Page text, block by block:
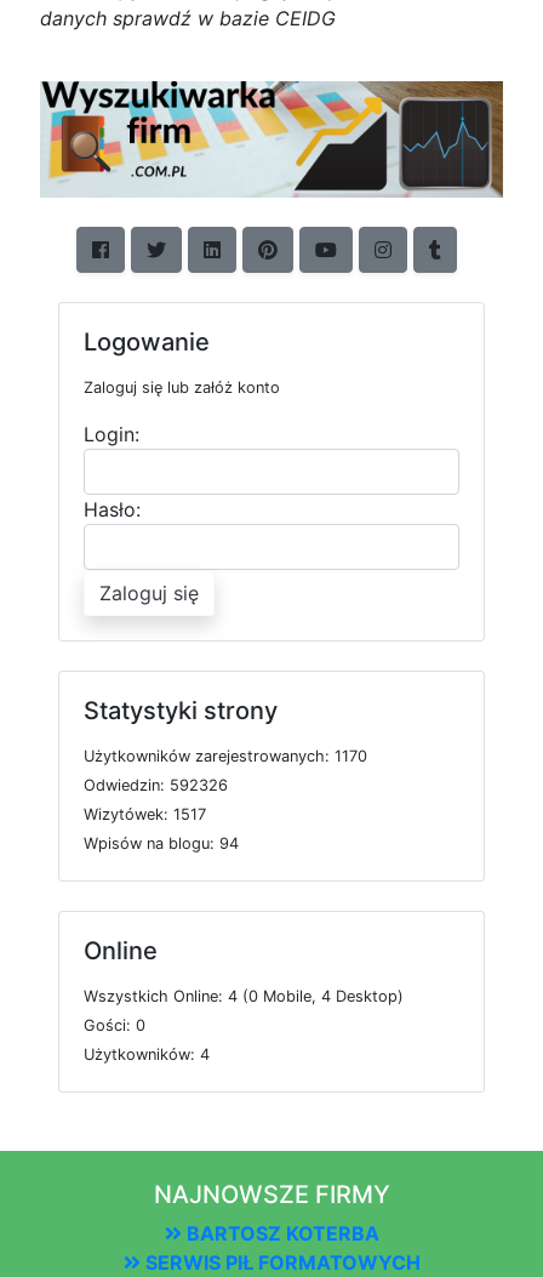
danych sprawdź w bazie CEIDG
Logowanie
Zaloguj się lub załóż konto
Login:
Hasło:
Zaloguj się
Statystyki strony
Użytkowników zarejestrowanych: 1170
Odwiedzin: 592326
Wizytówek: 1517
Wpisów na blogu: 94
Online
Wszystkich Online: 4 (0 Mobile, 4 Desktop)
Gości: 0
Użytkowników: 4
NAJNOWSZE FIRMY
BARTOSZ KOTERBA
SERWIS PIŁ FORMATOWYCH